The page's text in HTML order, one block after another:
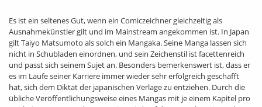
Es ist ein seltenes Gut, wenn ein Comiczeichner gleichzeitig als
Ausnahmekünstler gilt und im Mainstream angekommen ist. In Japan
gilt Taiyo Matsumoto als solch ein Mangaka. Seine Manga lassen sich
nicht in Schubladen einordnen, und sein Zeichenstil ist facettenreich
und passt sich seinem Sujet an. Besonders bemerkenswert ist, dass er
es im Laufe seiner Karriere immer wieder sehr erfolgreich geschafft
hat, sich dem Diktat der japanischen Verlage zu entziehen. Durch die
übliche Veröffentlichungsweise eines Mangas mit je einem Kapitel pro